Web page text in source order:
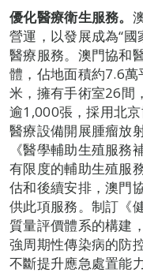
優化醫療衛生服務。
營運，以發展成為“
醫療服務。澳門協和
體，佔地面積約7.6
米，擁有手術室26間
逾1,000張，採用北
醫療設備開展腫瘤放
《醫學輔助生殖服務
有限度的輔助生殖服
估和後續安排，澳門
供此項服務。制訂《
質量評價體系的構建
強周期性傳染病的防
不斷提升應急處置能力